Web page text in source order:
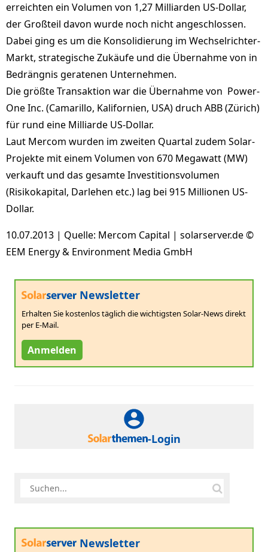
erreichten ein Volumen von 1,27 Milliarden US-Dollar,
der Großteil davon wurde noch nicht angeschlossen.
Dabei ging es um die Konsolidierung im Wechselrichter-
Markt, strategische Zukäufe und die Übernahme von in
Bedrängnis geratenen Unternehmen.
Die größte Transaktion war die Übernahme von Power-
One Inc. (Camarillo, Kalifornien, USA) druch ABB (Zürich)
für rund eine Milliarde US-Dollar.
Laut Mercom wurden im zweiten Quartal zudem Solar-
Projekte mit einem Volumen von 670 Megawatt (MW)
verkauft und das gesamte Investitionsvolumen
(Risikokapital, Darlehen etc.) lag bei 915 Millionen US-
Dollar.
10.07.2013 | Quelle: Mercom Capital | solarserver.de ©
EEM Energy & Environment Media GmbH
Newsletter
Erhalten Sie kostenlos täglich die wichtigsten Solar-News direkt
per E-Mail.
Anmelden
-Login
Newsletter